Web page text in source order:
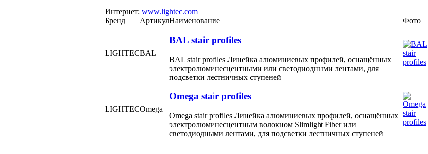
Интернет: www.lightec.com
Бренд
АртикулНаименование Фото
LIGHTECBAL
BAL stair profiles
BAL stair profiles Линейка алюминиевых профилей, оснащённых
электролюминесцентными или светодиодными лентами, для
подсветки лестничных ступеней
LIGHTECOmega
Omega stair profiles
Omega stair profiles Линейка алюминиевых профилей, оснащённых
электролюминесцентным волокном Slimlight Fiber или
светодиодными лентами, для подсветки лестничных ступеней